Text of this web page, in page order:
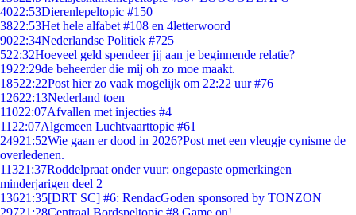
4022:53Dierenlepeltopic #150
3822:53Het hele alfabet #108 en 4letterwoord
9022:34Nederlandse Politiek #725
522:32Hoeveel geld spendeer jij aan je beginnende relatie?
1922:29de beheerder die mij oh zo moe maakt.
18522:22Post hier zo vaak mogelijk om 22:22 uur #76
12622:13Nederland toen
11022:07Afvallen met injecties #4
11 22:07Algemeen Luchtvaarttopic #61
24921:52Wie gaan er dood in 2026?Post met een vleugje cynisme de
overledenen.
11321:37Roddelpraat onder vuur: ongepaste opmerkingen
minderjarigen deel 2
13621:35[DRT SC] #6: RendacGoden sponsored by TONZON
29721:28Centraal Bordspeltopic #8 Game on!